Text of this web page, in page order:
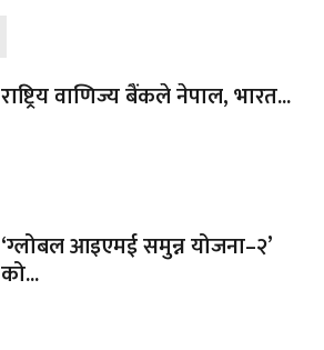
राष्ट्रिय वाणिज्य बैंकले नेपाल, भारत...
‘ग्लोबल आइएमई समुन्न योजना–२’
को...